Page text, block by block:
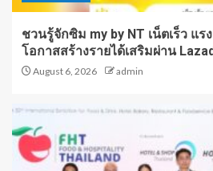
ชวนรู้จักซิม my by NT เน็ตเร็ว แ
โอกาสสร้างรายได้เสริมผ่าน
August 6, 2026 admin